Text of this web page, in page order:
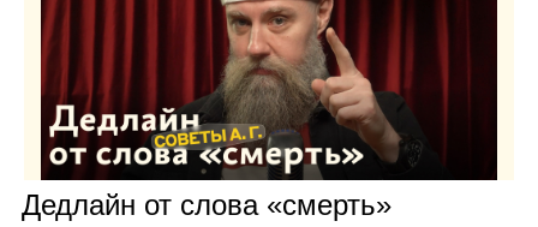
Дед­лайн от слова «смерть»